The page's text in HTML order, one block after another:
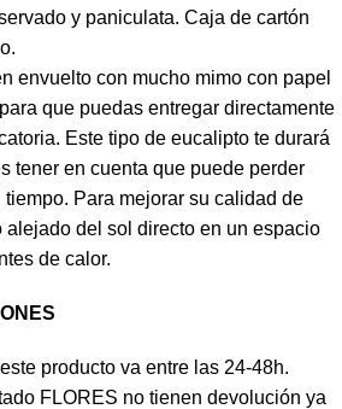
y paniculata. Caja de cartón
envuelto con mucho mimo con papel
que puedas entregar directamente
Este tipo de eucalipto te durará
tener en cuenta que puede perder
Para mejorar su calidad de
alejado del sol directo en un espacio
de calor.
producto va entre las 24-48h.
FLORES no tienen devolución ya